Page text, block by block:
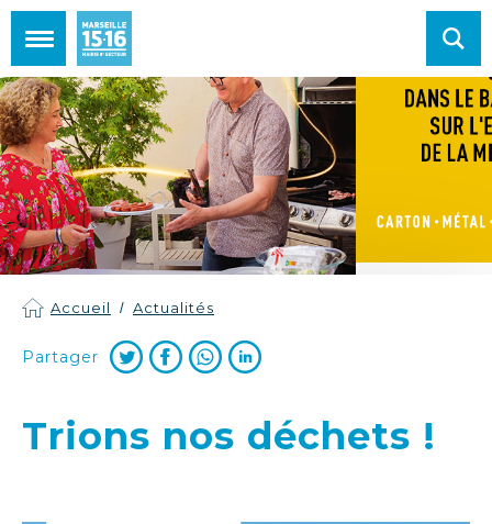
Accueil Actualités
Partager
Trions nos déchets !